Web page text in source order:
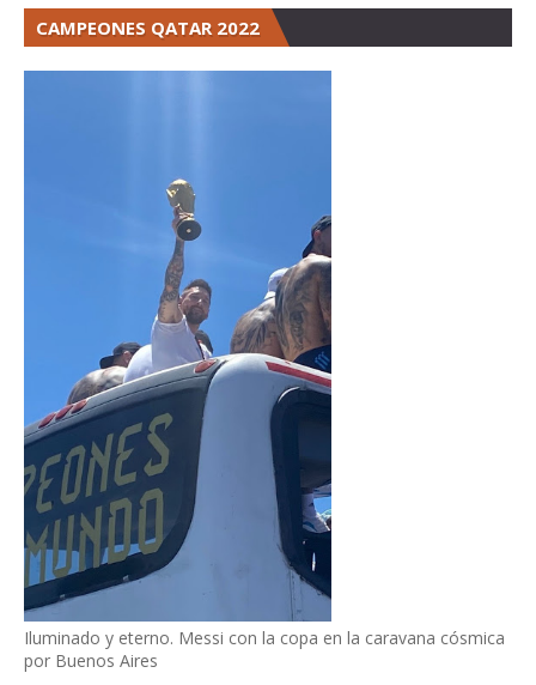
CAMPEONES QATAR 2022
Iluminado y eterno. Messi con la copa en la caravana cósmica
por Buenos Aires